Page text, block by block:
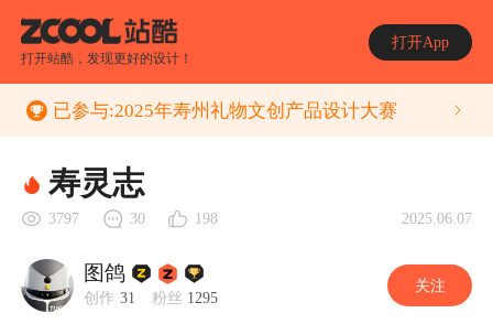
打开站酷，发现更好的设计！
打开App
已参与:2025年寿州礼物文创产品设计大赛
寿灵志
3797 30 198 2025.06.07
图鸽
创作 31 粉丝 1295
关注